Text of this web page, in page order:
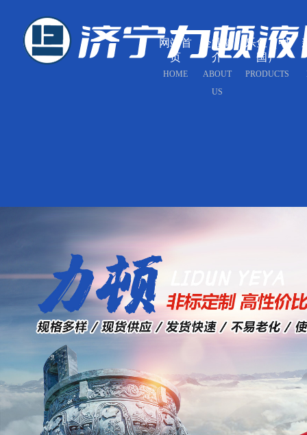
网站首
页
HOME
企业简
介
ABOUT
US
乐鱼（中
国）
PRODUCTS